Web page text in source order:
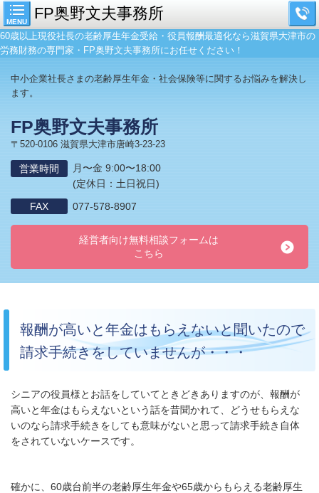
MENU FP奥野文夫事務所
60歳以上現役社長の老齢厚生年金受給・役員報酬最適化なら滋賀県大津市の
労務財務の専門家・FP奥野文夫事務所にお任せください！
中小企業社長さまの老齢厚生年金・社会保険等に関するお悩みを解決し
ます。
FP奥野文夫事務所
〒520-0106 滋賀県大津市唐崎3-23-23
営業時間
月〜金 9:00〜18:00
(定休日：土日祝日)
FAX
077-578-8907
経営者向け無料相談フォームは
こちら
報酬が高いと年金はもらえないと聞いたので
請求手続きをしていませんが・・・
シニアの役員様とお話をしていてときどきありますのが、報酬が
高いと年金はもらえないという話を昔聞かれて、どうせもらえな
いのなら請求手続きをしても意味がないと思って請求手続き自体
をされていないケースです。
確かに、60歳台前半の老齢厚生年金や65歳からもらえる老齢厚生